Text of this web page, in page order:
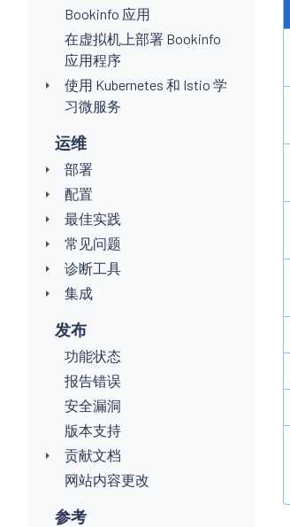
Bookinfo 应用
在虚拟机上部署 Bookinfo
应用程序
使用 Kubernetes 和 Istio 学
习微服务
运维
部署
配置
最佳实践
常见问题
诊断工具
集成
发布
功能状态
报告错误
安全漏洞
版本支持
贡献文档
网站内容更改
参考